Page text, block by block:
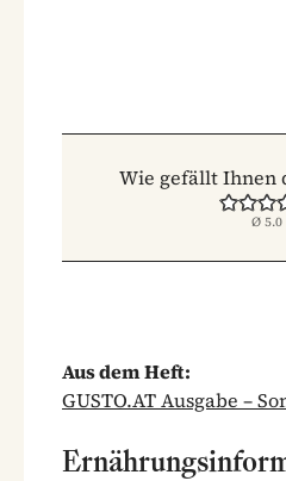
Wie gefällt Ihnen
Ø 5.0
Aus dem Heft:
GUSTO.AT Ausgabe –